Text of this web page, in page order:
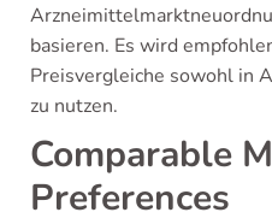
basieren. Es wird
Preisvergleiche sowohl in
zu nutzen.
Comparable
Preferences